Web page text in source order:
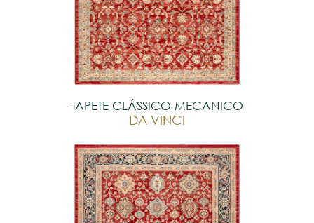
TAPETE CLÁSSICO MECANICO
DA VINCI